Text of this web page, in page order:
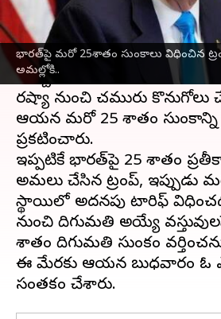
భారత్‌పై మరో 25శాతం సుంకాలు విధించిన
అమల్లోకి..
ఈ వార్తాకథనం ఏంటి
అమెరికా అధ్యక్షుడుడొనాల్డ్‌ ట్రంప్‌
ఇచ్చారు.
రష్యా నుంచి చమురు కొనుగోలు
ఆయన మరో 25 శాతం సుంకాన్ని
ప్రకటించారు.
ఇప్పటికే భారత్‌పై 25 శాతం
అమలు చేసిన ట్రంప్‌, ఇప్పుడు
స్థాయిలో అదనపు టారిఫ్‌
నుంచి దిగుమతి అయ్యే
శాతం దిగుమతి సుంకం
ఈ మేరకు ఆయన బుధవారం ఓ